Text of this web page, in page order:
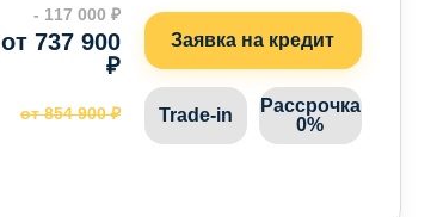
- 117 000 ₽
от 737 900
₽
от 854 900 ₽
Заявка на кредит
Trade-in
Рассрочка
0%